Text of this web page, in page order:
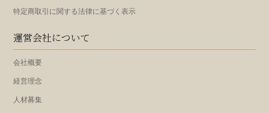
特定商取引に関する法律に基づく表示
運営会社について
会社概要
経営理念
人材募集